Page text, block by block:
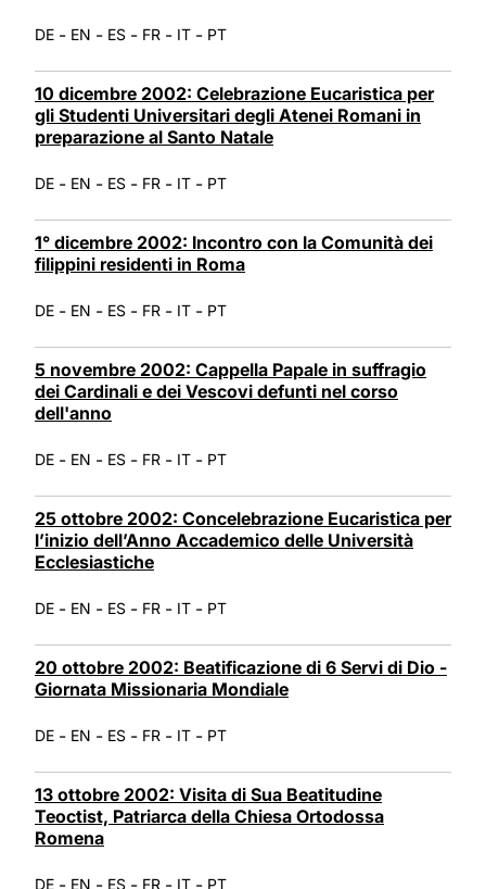
DE - EN - ES - FR - IT - PT
10 dicembre 2002: Celebrazione Eucaristica per
gli Studenti Universitari degli Atenei Romani in
preparazione al Santo Natale
DE - EN - ES - FR - IT - PT
1° dicembre 2002: Incontro con la Comunità dei
filippini residenti in Roma
DE - EN - ES - FR - IT - PT
5 novembre 2002: Cappella Papale in suffragio
dei Cardinali e dei Vescovi defunti nel corso
dell'anno
DE - EN - ES - FR - IT - PT
25 ottobre 2002: Concelebrazione Eucaristica per
l’inizio dell’Anno Accademico delle Università
Ecclesiastiche
DE - EN - ES - FR - IT - PT
20 ottobre 2002: Beatificazione di 6 Servi di Dio -
Giornata Missionaria Mondiale
DE - EN - ES - FR - IT - PT
13 ottobre 2002: Visita di Sua Beatitudine
Teoctist, Patriarca della Chiesa Ortodossa
Romena
DE - EN - ES - FR - IT - PT